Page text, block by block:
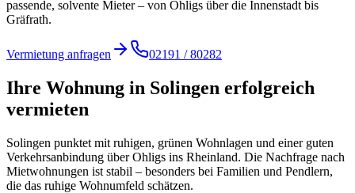
passende, solvente Mieter – von Ohligs über die Innenstadt bis
Gräfrath.
Vermietung anfragen 02191 / 80282
Ihre Wohnung in Solingen erfolgreich
vermieten
Solingen punktet mit ruhigen, grünen Wohnlagen und einer guten
Verkehrsanbindung über Ohligs ins Rheinland. Die Nachfrage nach
Mietwohnungen ist stabil – besonders bei Familien und Pendlern,
die das ruhige Wohnumfeld schätzen.